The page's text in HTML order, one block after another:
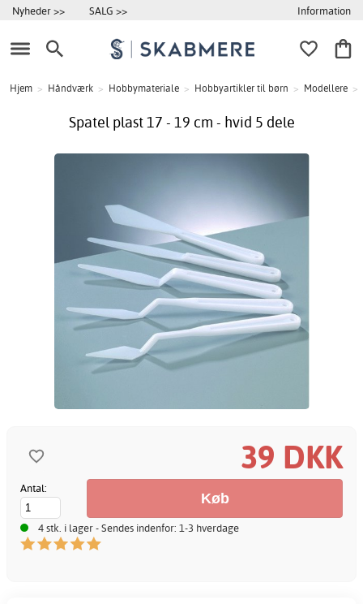
Nyheder >> SALG >> Information
Hjem > Håndværk > Hobbymateriale > Hobbyartikler til børn > Modellere >
Spatel plast 17 - 19 cm - hvid 5 dele
39 DKK
Antal:
4 stk. i lager - Sendes indenfor: 1-3 hverdage